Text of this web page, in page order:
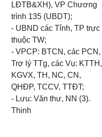
LĐTB&XH), VP Chương
trình 135 (UBDT);
- UBND các Tỉnh, TP trực
thuộc TW;
- VPCP: BTCN, các PCN,
Trợ lý TTg, các Vụ: KTTH,
KGVX, TH, NC, CN,
QHĐP, TCCV, TTĐT;
- Lưu: Văn thư, NN (3).
Thịnh